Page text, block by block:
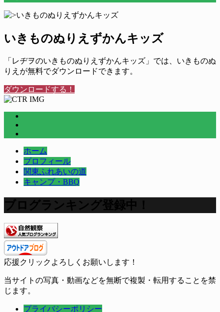
いきものぬりえずかんキッズ
「レヂヲのいきものぬりえずかんキッズ」では、いきものぬ
りえが無料でダウンロードできます。
ダウンロードする！
ホーム
プロフィール
関東ふれあいの道
キャンプ・BBQ
ブログランキング登録中！
応援クリックよろしくお願いします！
当サイトの写真・動画などを無断で複製・転用することを禁
じます。
プライバシーポリシー